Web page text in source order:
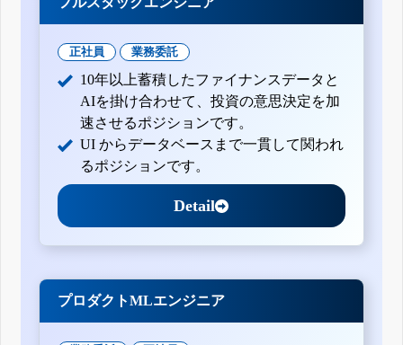
正社員 業務委託
10年以上蓄積したファイナンスデータと
AIを掛け合わせて、投資の意思決定を加
速させるポジションです。
UI からデータベースまで一貫して関われ
るポジションです。
Detail
プロダクトMLエンジニア